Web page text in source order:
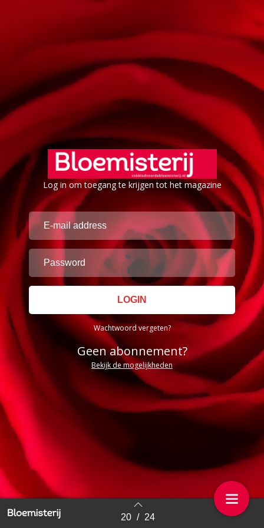
Back to index 20 / 24
Log in om toegang te krijgen tot het magazine
Wachtwoord vergeten?
Geen abonnement?
Bekijk de mogelijkheden